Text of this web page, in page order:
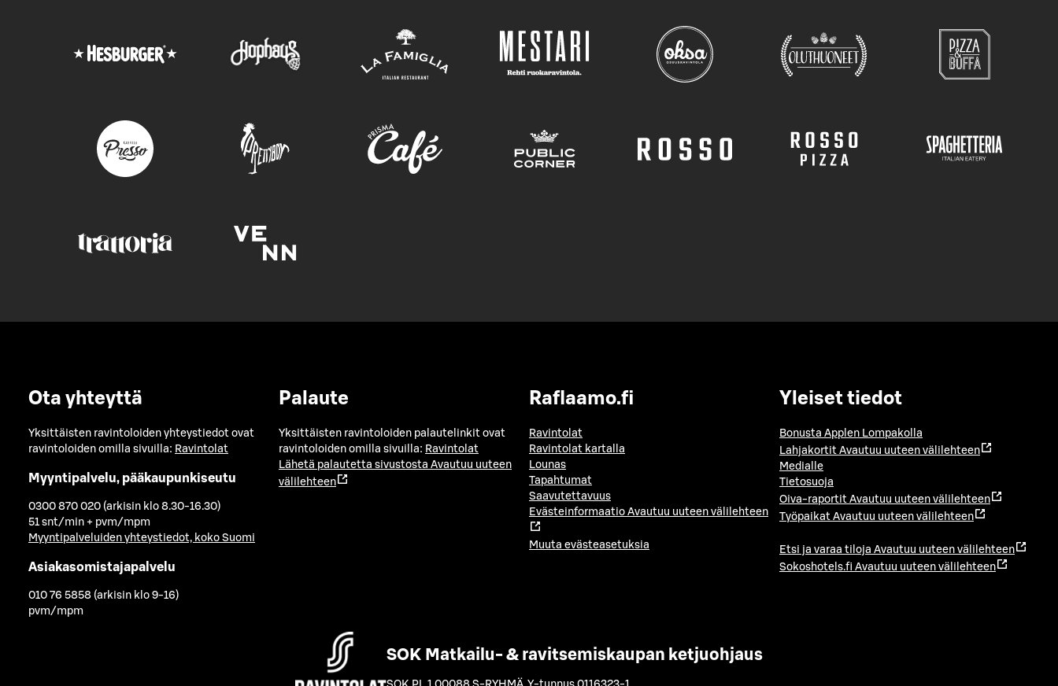
Ota yhteyttä
Yksittäisten ravintoloiden yhteystiedot ovat
ravintoloiden omilla sivuilla: Ravintolat
Myyntipalvelu, pääkaupunkiseutu
0300 870 020 (arkisin klo 8.30-16.30)
51 snt/min + pvm/mpm
Myyntipalveluiden yhteystiedot, koko Suomi
Asiakasomistajapalvelu
010 76 5858 (arkisin klo 9-16)
pvm/mpm
Palaute
Yksittäisten ravintoloiden palautelinkit ovat
ravintoloiden omilla sivuilla: Ravintolat
Lähetä palautetta sivustosta Avautuu uuteen
välilehteen
Raflaamo.fi
Ravintolat
Ravintolat kartalla
Lounas
Tapahtumat
Saavutettavuus
Evästeinformaatio Avautuu uuteen välilehteen
Muuta evästeasetuksia
Yleiset tiedot
Bonusta Applen Lompakolla
Lahjakortit Avautuu uuteen välilehteen
Medialle
Tietosuoja
Oiva-raportit Avautuu uuteen välilehteen
Työpaikat Avautuu uuteen välilehteen
Etsi ja varaa tiloja Avautuu uuteen välilehteen
Sokoshotels.fi Avautuu uuteen välilehteen
SOK Matkailu- & ravitsemiskaupan ketjuohjaus